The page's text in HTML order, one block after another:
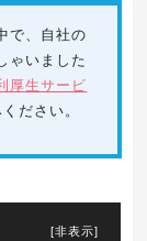
で、自社の
ゃいました
厚生サービ
ださい。
[非表示]